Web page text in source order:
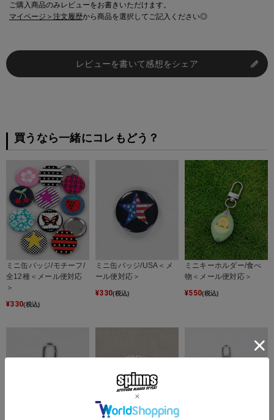
ご購入商品のみレビューをお書きいただけます。
マイページ＞注文履歴から商品を選択してご記入ください◎
レビューを書いて感想をシェア
買うなら一緒にコレもどう？
ミニ缶バッジ/モチーフ/
全12種＜メール便対応
＞
¥330(税込)
ミニ缶バッジ/USA＜メ
ール便対応＞
¥330(税込)
ミニキーホルダー/食べ
物＜メール便対応＞
¥550(税込)